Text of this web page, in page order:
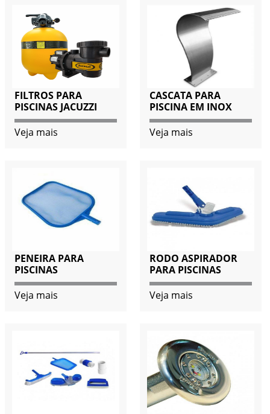
FILTROS PARA
PISCINAS JACUZZI
Veja mais
CASCATA PARA
PISCINA EM INOX
Veja mais
PENEIRA PARA
PISCINAS
Veja mais
RODO ASPIRADOR
PARA PISCINAS
Veja mais